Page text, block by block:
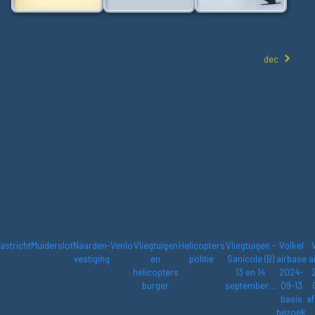
dec
MuiderslotNaarden-
vestiging
VenloVliegtuigen
en
helicopters
burger
Helicopters
politie
Vliegtuigen -
Sanicole (B)
13 en 14
september…
Volkel
airbase
2024-
09-13
basis
bezoek